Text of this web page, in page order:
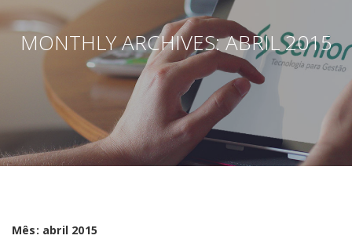
MONTHLY ARCHIVES: ABRIL 2015
Mês: abril 2015